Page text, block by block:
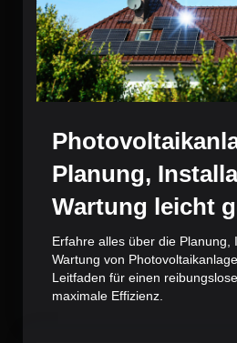
Planung,
Wartung leicht
Erfahre alles über die Planung,
Wartung von
Leitfaden für einen
maximale Effizienz.